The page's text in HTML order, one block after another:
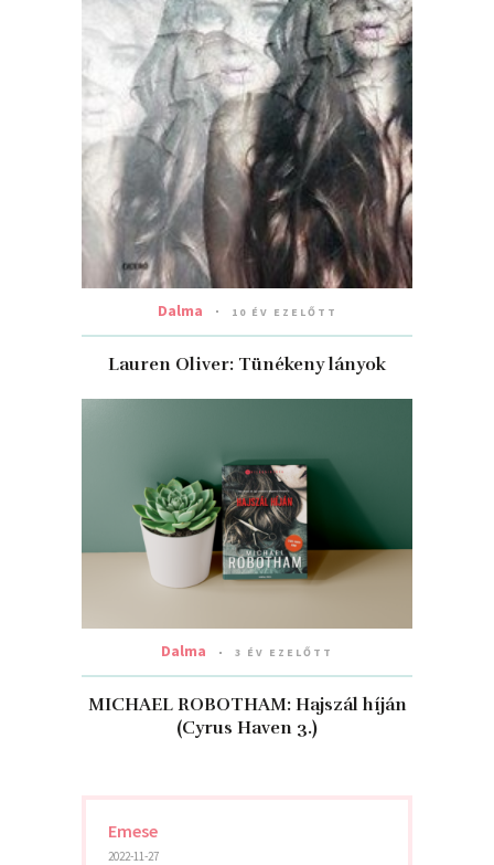
Dalma 10 ÉV EZELŐTT
Lauren Oliver: Tünékeny lányok
Dalma 3 ÉV EZELŐTT
MICHAEL ROBOTHAM: Hajszál ​híján
(Cyrus Haven 3.)
Emese
2022-11-27